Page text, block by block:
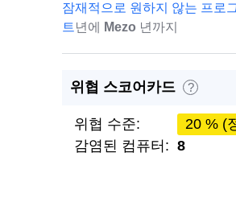
잠재적으로 원하지 않는 프로
트 년에 Mezo 년까지
위협 스코어카드 ?
위협 수준:
20 % (
감염된 컴퓨터: 8